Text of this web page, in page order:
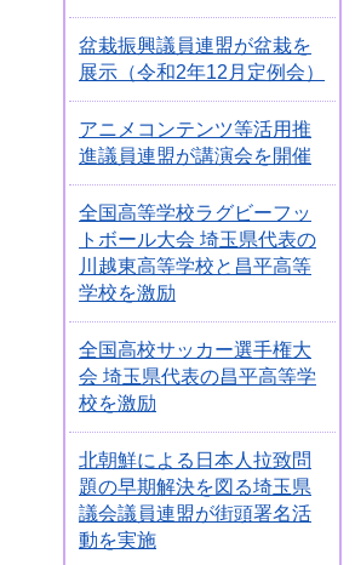
盆栽振興議員連盟が盆栽を
展示（令和2年12月定例会）
アニメコンテンツ等活用推
進議員連盟が講演会を開催
全国高等学校ラグビーフッ
トボール大会 埼玉県代表の
川越東高等学校と昌平高等
学校を激励
全国高校サッカー選手権大
会 埼玉県代表の昌平高等学
校を激励
北朝鮮による日本人拉致問
題の早期解決を図る埼玉県
議会議員連盟が街頭署名活
動を実施